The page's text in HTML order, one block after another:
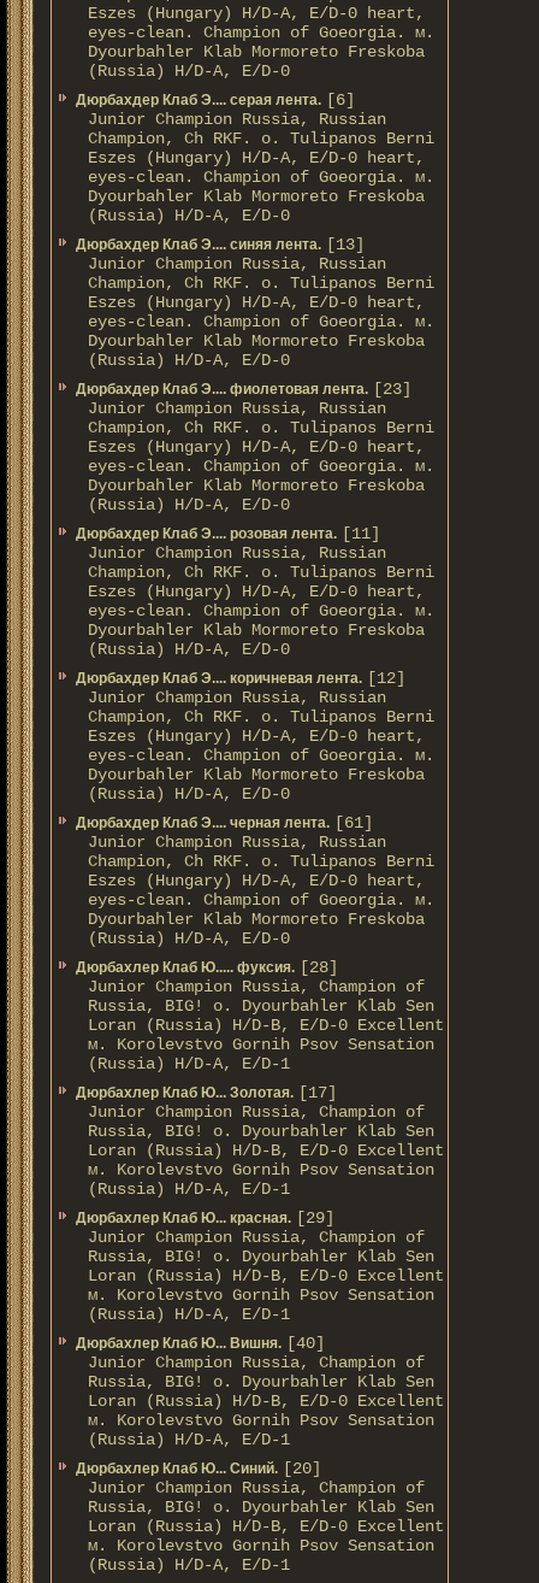
Eszes (Hungary) H/D-A, E/D-0 heart,
eyes-clean. Champion of Gоeorgia. м.
Dyourbahler Klab Mormoreto Freskoba
(Russia) H/D-А, E/D-0
Дюрбахдер Клаб Э.... серая лента. [6]
Junior Champion Russia, Russian
Champion, Ch RKF. о. Tulipanos Berni
Eszes (Hungary) H/D-A, E/D-0 heart,
eyes-clean. Champion of Gоeorgia. м.
Dyourbahler Klab Mormoreto Freskoba
(Russia) H/D-А, E/D-0
Дюрбахдер Клаб Э.... синяя лента. [13]
Junior Champion Russia, Russian
Champion, Ch RKF. о. Tulipanos Berni
Eszes (Hungary) H/D-A, E/D-0 heart,
eyes-clean. Champion of Gоeorgia. м.
Dyourbahler Klab Mormoreto Freskoba
(Russia) H/D-А, E/D-0
Дюрбахдер Клаб Э.... фиолетовая лента. [23]
Junior Champion Russia, Russian
Champion, Ch RKF. о. Tulipanos Berni
Eszes (Hungary) H/D-A, E/D-0 heart,
eyes-clean. Champion of Gоeorgia. м.
Dyourbahler Klab Mormoreto Freskoba
(Russia) H/D-А, E/D-0
Дюрбахдер Клаб Э.... розовая лента. [11]
Junior Champion Russia, Russian
Champion, Ch RKF. о. Tulipanos Berni
Eszes (Hungary) H/D-A, E/D-0 heart,
eyes-clean. Champion of Gоeorgia. м.
Dyourbahler Klab Mormoreto Freskoba
(Russia) H/D-А, E/D-0
Дюрбахдер Клаб Э.... коричневая лента. [12]
Junior Champion Russia, Russian
Champion, Ch RKF. о. Tulipanos Berni
Eszes (Hungary) H/D-A, E/D-0 heart,
eyes-clean. Champion of Gоeorgia. м.
Dyourbahler Klab Mormoreto Freskoba
(Russia) H/D-А, E/D-0
Дюрбахдер Клаб Э.... черная лента. [61]
Junior Champion Russia, Russian
Champion, Ch RKF. о. Tulipanos Berni
Eszes (Hungary) H/D-A, E/D-0 heart,
eyes-clean. Champion of Gоeorgia. м.
Dyourbahler Klab Mormoreto Freskoba
(Russia) H/D-А, E/D-0
Дюрбахлер Клаб Ю..... фуксия. [28]
Junior Champion Russia, Champion of
Russia, BIG! о. Dyourbahler Klab Sen
Loran (Russia) H/D-B, E/D-0 Excellent
м. Korolevstvo Gornih Psov Sensation
(Russia) H/D-A, E/D-1
Дюрбахлер Клаб Ю... Золотая. [17]
Junior Champion Russia, Champion of
Russia, BIG! о. Dyourbahler Klab Sen
Loran (Russia) H/D-B, E/D-0 Excellent
м. Korolevstvo Gornih Psov Sensation
(Russia) H/D-A, E/D-1
Дюрбахлер Клаб Ю... красная. [29]
Junior Champion Russia, Champion of
Russia, BIG! о. Dyourbahler Klab Sen
Loran (Russia) H/D-B, E/D-0 Excellent
м. Korolevstvo Gornih Psov Sensation
(Russia) H/D-A, E/D-1
Дюрбахлер Клаб Ю... Вишня. [40]
Junior Champion Russia, Champion of
Russia, BIG! о. Dyourbahler Klab Sen
Loran (Russia) H/D-B, E/D-0 Excellent
м. Korolevstvo Gornih Psov Sensation
(Russia) H/D-A, E/D-1
Дюрбахлер Клаб Ю... Синий. [20]
Junior Champion Russia, Champion of
Russia, BIG! о. Dyourbahler Klab Sen
Loran (Russia) H/D-B, E/D-0 Excellent
м. Korolevstvo Gornih Psov Sensation
(Russia) H/D-A, E/D-1